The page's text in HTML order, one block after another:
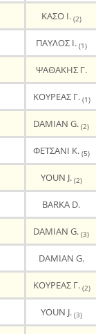
ΚΑΣΟ Ι. (2)
ΠΑΥΛΟΣ Ι. (1)
ΨΑΘΑΚΗΣ Γ.
ΚΟΥΡΕΑΣ Γ.(1)
DAMIAN G. (2)
ΦΕΤΣΑΝΙ Κ.(5)
YOUN J. (2)
BARKA D.
DAMIAN G.(3)
DAMIAN G.
ΚΟΥΡΕΑΣ Γ.(2)
YOUN J. (3)